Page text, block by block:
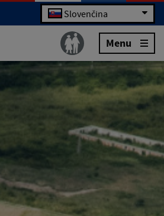
Slovenčina
Menu